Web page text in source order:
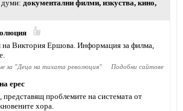
документални филми, изкуства, кино,
Виктория Ершова. Информация за филма,
за "Деца на тихата революция" Подобни сайтове
ерес
проблемите на системата от
хора.